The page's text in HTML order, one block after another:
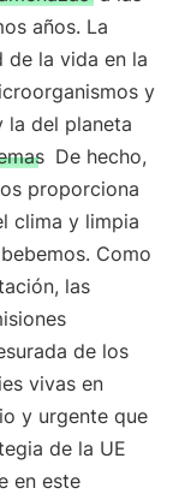
años. La
de la vida en la
y
la del planeta
De hecho,
proporciona
clima y limpia
Como
las
de los
vivas en
y urgente que
de la UE
en este